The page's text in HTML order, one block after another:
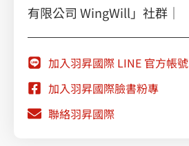
有限公司 WingWill」社群｜
加入羽昇國際 LINE 官方帳號
加入羽昇國際臉書粉專
聯絡羽昇國際